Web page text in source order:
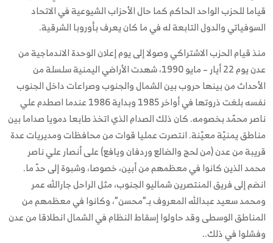
قياما للحزب الواحد الحاكم كما حال الأحزاب الشيوعية في الاتحاد
السوفياتي والدول التابعة له في ما كان يعرف بأوروبا الشرقية.
منذ قيام الحزب الاشتراكي وصولا إلى يوم إعلان الوحدة الاندماجية من
عدن يوم 22 أيار – مايو 1990، شهدت الأراضي اليمنية سلسلة من
الأحداث من بينها حروب بين الشمال والجنوب وصراعات داخل الجنوب
نفسه بلغت ذروتها في أواخر 1985 وبداية 1986 عندما اصطدم علي
ناصر محمّد بخصومه. كان ذلك الصدام الذي اتخذ طابعا دمويا صداما بين
مناطق يمنيّة معيّنة. انتصرت عمليا قوات من محافظات ومديريات عدة
قريبة من عدن (من لحج والضالع وردفان ويافع) على أنصار علي ناصر
محمد الذين كانوا في معظمهم من أبين، خصوصا، وشبوة إلى حدّ ما.
انضم إلى فريق المنتصرين شماليو الجنوب، مثل الراحل جارالله عمر
ومحمد سعيد عبدالله المعروف بـ”محسن”، وكانوا في معظمهم من
المناطق الوسطى وقد حاولوا إسقاط النظام في الشمال انطلاقا من عدن
وفشلوا في ذلك..